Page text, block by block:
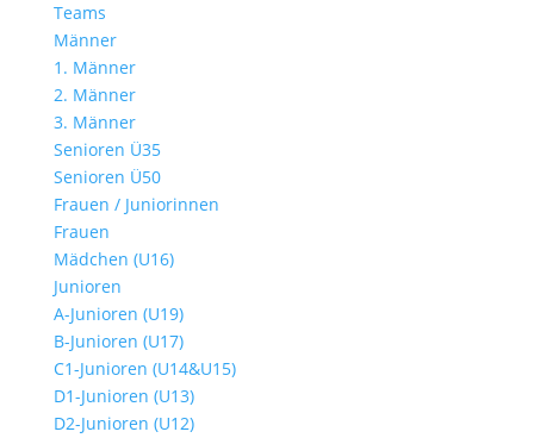
Teams
Männer
1. Männer
2. Männer
3. Männer
Senioren Ü35
Senioren Ü50
Frauen / Juniorinnen
Frauen
Mädchen (U16)
Junioren
A-Junioren (U19)
B-Junioren (U17)
C1-Junioren (U14&U15)
D1-Junioren (U13)
D2-Junioren (U12)